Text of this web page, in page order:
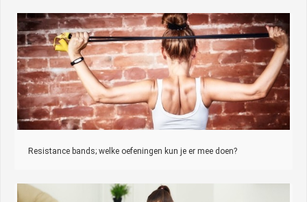
Resistance bands; welke oefeningen kun je er mee doen?